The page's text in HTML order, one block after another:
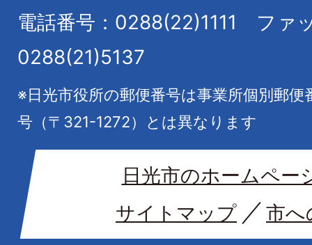
電話番号：0288(22)1111
ファ
0288(21)5137
※日光市役所の郵便番号は事業所個別郵
号（〒321-1272）とは異なります
日光市のホームペー
サイトマップ
市へ